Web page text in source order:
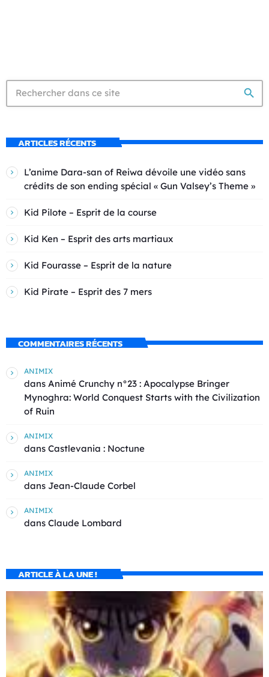
search
ARTICLES RÉCENTS
L’anime Dara-san of Reiwa dévoile une vidéo sans
crédits de son ending spécial « Gun Valsey’s Theme »
Kid Pilote – Esprit de la course
Kid Ken – Esprit des arts martiaux
Kid Fourasse – Esprit de la nature
Kid Pirate – Esprit des 7 mers
COMMENTAIRES RÉCENTS
ANIMIX
dans Animé Crunchy n°23 : Apocalypse Bringer
Mynoghra: World Conquest Starts with the Civilization
of Ruin
ANIMIX
dans Castlevania : Noctune
ANIMIX
dans Jean-Claude Corbel
ANIMIX
dans Claude Lombard
ARTICLE À LA UNE !